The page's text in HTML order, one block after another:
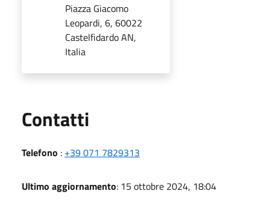
Piazza Giacomo
Leopardi, 6, 60022
Castelfidardo AN,
Italia
Contatti
Telefono : +39 071 7829313
Ultimo aggiornamento: 15 ottobre 2024, 18:04